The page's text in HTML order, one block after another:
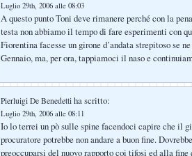
Luglio 29th, 2006 alle 08:03
A questo punto Toni deve rimanere perché con la
testa non abbiamo il tempo di fare esperimenti con
Fiorentina facesse un girone d’andata strepitoso se
Gennaio, ma, per ora, tappiamoci il naso e
Pierluigi De Benedetti ha scritto:
Luglio 29th, 2006 alle 08:11
Io lo terrei un pò sulle spine facendoci capire che il
procuratore potrebbe non andare a buon fine.
preoccuparsi del nuovo rapporto coi tifosi ed alla fine